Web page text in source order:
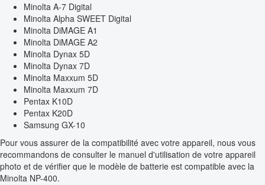
Minolta A-7 Digital
Minolta Alpha SWEET Digital
Minolta DiMAGE A1
Minolta DiMAGE A2
Minolta Dynax 5D
Minolta Dynax 7D
Minolta Maxxum 5D
Minolta Maxxum 7D
Pentax K10D
Pentax K20D
Samsung GX-10
Pour vous assurer de la compatibilité avec votre appareil, nous vous
recommandons de consulter le manuel d'utilisation de votre appareil
photo et de vérifier que le modèle de batterie est compatible avec la
Minolta NP-400.